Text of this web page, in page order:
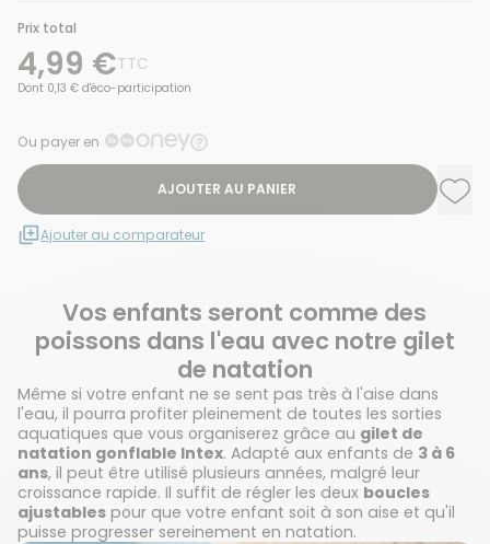
Prix total
4,99 €TTC
Dont 0,13 € d'éco-participation
Ou payer en
AJOUTER AU PANIER
Ajouter au comparateur
Vos enfants seront comme des
poissons dans l'eau avec notre gilet
de natation
Même si votre enfant ne se sent pas très à l'aise dans
l'eau, il pourra profiter pleinement de toutes les sorties
aquatiques que vous organiserez grâce au gilet de
natation gonflable Intex. Adapté aux enfants de 3 à 6
ans, il peut être utilisé plusieurs années, malgré leur
croissance rapide. Il suffit de régler les deux boucles
ajustables pour que votre enfant soit à son aise et qu'il
puisse progresser sereinement en natation.